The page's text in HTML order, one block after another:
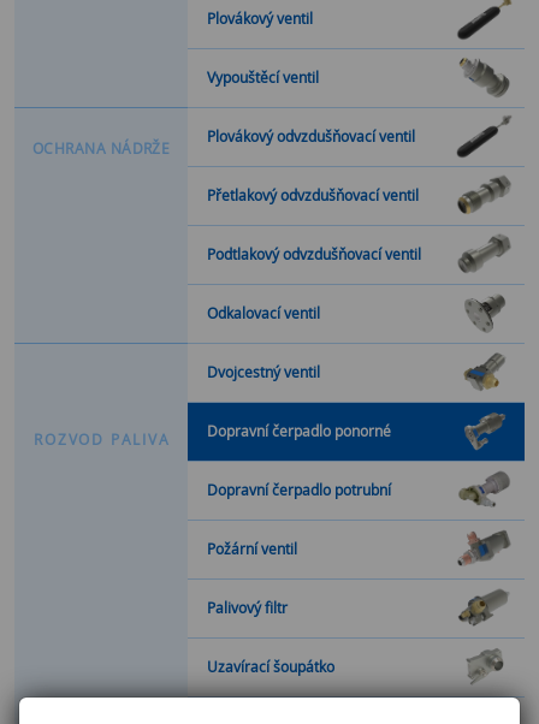
Plovákový ventil
Vypouštěcí ventil
OCHRANA NÁDRŽE
Plovákový odvzdušňovací ventil
Přetlakový odvzdušňovací ventil
Podtlakový odvzdušňovací ventil
Odkalovací ventil
ROZVOD PALIVA
Dvojcestný ventil
Dopravní čerpadlo ponorné
Dopravní čerpadlo potrubní
Požární ventil
Palivový filtr
Uzavírací šoupátko